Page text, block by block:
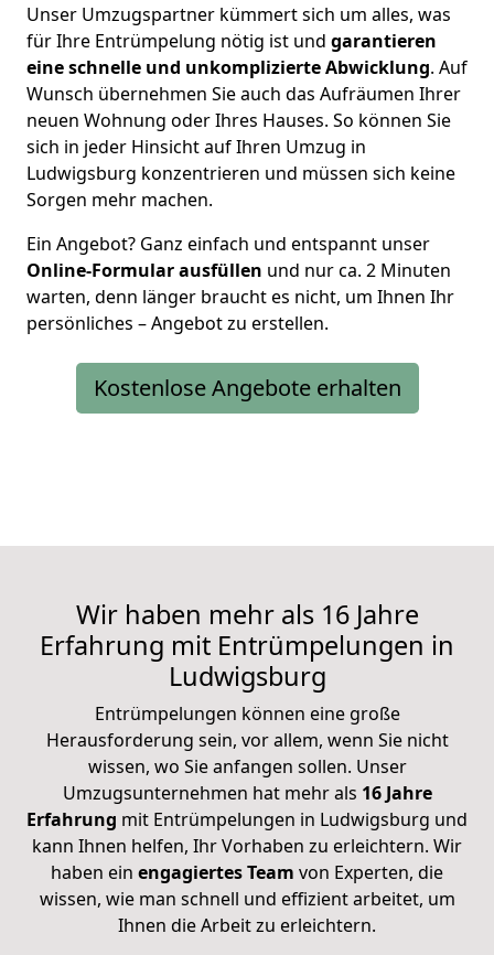
Unser Umzugspartner kümmert sich um alles, was
für Ihre Entrümpelung nötig ist und garantieren
eine schnelle und unkomplizierte Abwicklung. Auf
Wunsch übernehmen Sie auch das Aufräumen Ihrer
neuen Wohnung oder Ihres Hauses. So können Sie
sich in jeder Hinsicht auf Ihren Umzug in
Ludwigsburg konzentrieren und müssen sich keine
Sorgen mehr machen.
Ein Angebot? Ganz einfach und entspannt unser
Online-Formular ausfüllen und nur ca. 2 Minuten
warten, denn länger braucht es nicht, um Ihnen Ihr
persönliches – Angebot zu erstellen.
Kostenlose Angebote erhalten
Wir haben mehr als 16 Jahre
Erfahrung mit Entrümpelungen in
Ludwigsburg
Entrümpelungen können eine große
Herausforderung sein, vor allem, wenn Sie nicht
wissen, wo Sie anfangen sollen. Unser
Umzugsunternehmen hat mehr als 16 Jahre
Erfahrung mit Entrümpelungen in Ludwigsburg und
kann Ihnen helfen, Ihr Vorhaben zu erleichtern. Wir
haben ein engagiertes Team von Experten, die
wissen, wie man schnell und effizient arbeitet, um
Ihnen die Arbeit zu erleichtern.